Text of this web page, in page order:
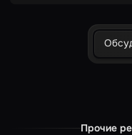
Прочие